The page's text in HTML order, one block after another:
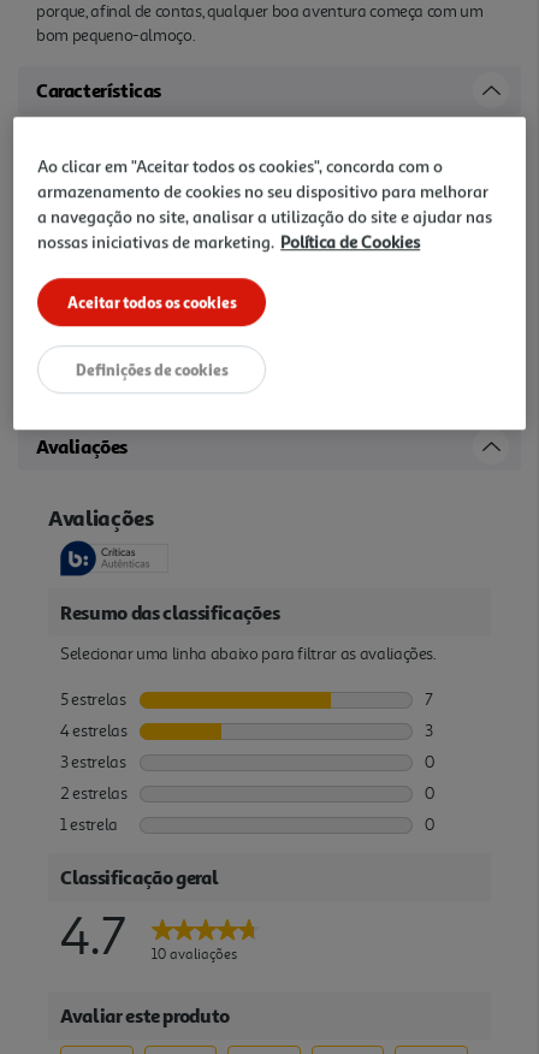
porque, afinal de contas, qualquer boa aventura começa com um
bom pequeno-almoço.
Características
2 fatias largas
Outras características
pão congelado;
Garantia
36 Meses
Avaliações
Ao clicar em "Aceitar todos os cookies", concorda com o
armazenamento de cookies no seu dispositivo para melhorar
a navegação no site, analisar a utilização do site e ajudar nas
nossas iniciativas de marketing. Política de Cookies
Aceitar todos os cookies
Definições de cookies